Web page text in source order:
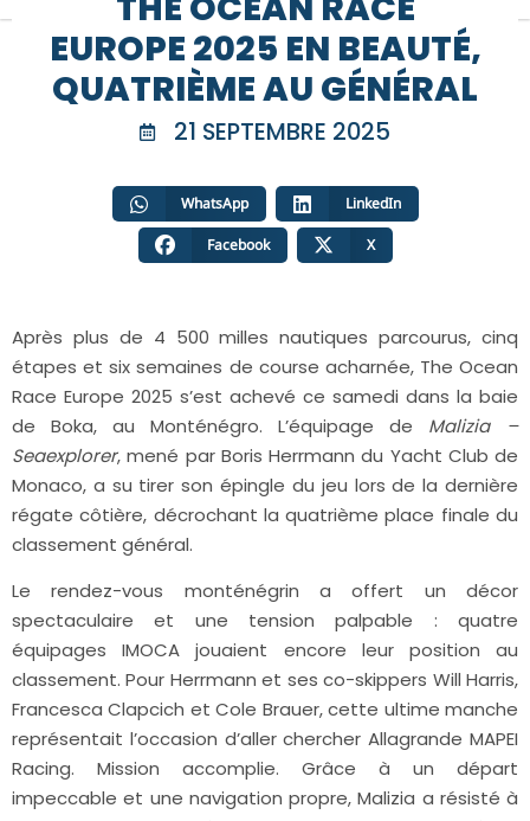
EUROPE 2025 EN BEAUTÉ,
QUATRIÈME AU GÉNÉRAL
21 SEPTEMBRE 2025
WhatsApp LinkedIn
Facebook X
Après plus de 4 500 milles nautiques parcourus, cinq
étapes et six semaines de course acharnée, The Ocean
Race Europe 2025 s’est achevé ce samedi dans la baie
de Boka, au Monténégro. L’équipage de Malizia –
Seaexplorer, mené par Boris Herrmann du Yacht Club de
Monaco, a su tirer son épingle du jeu lors de la dernière
régate côtière, décrochant la quatrième place finale du
classement général.
Le rendez-vous monténégrin a offert un décor
spectaculaire et une tension palpable : quatre
équipages IMOCA jouaient encore leur position au
classement. Pour Herrmann et ses co-skippers Will Harris,
Francesca Clapcich et Cole Brauer, cette ultime manche
représentait l’occasion d’aller chercher Allagrande MAPEI
Racing. Mission accomplie. Grâce à un départ
impeccable et une navigation propre, Malizia a résisté à